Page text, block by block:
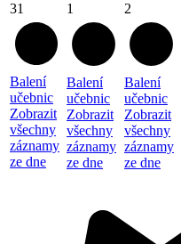
31
Balení
učebnic
Zobrazit
všechny
záznamy
ze dne
1
Balení
učebnic
Zobrazit
všechny
záznamy
ze dne
2
Balení
učebnic
Zobrazit
všechny
záznamy
ze dne